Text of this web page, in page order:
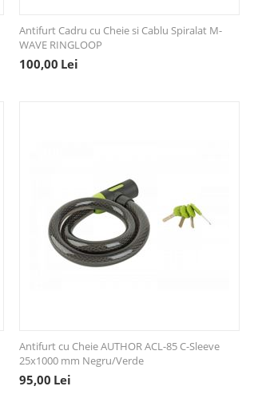
Antifurt Cadru cu Cheie si Cablu Spiralat M-
WAVE RINGLOOP
100,00 Lei
Antifurt cu Cheie AUTHOR ACL-85 C-Sleeve
25x1000 mm Negru/Verde
95,00 Lei